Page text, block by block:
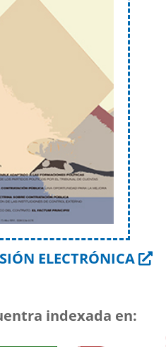
ELECTRÓNICA
indexada en: